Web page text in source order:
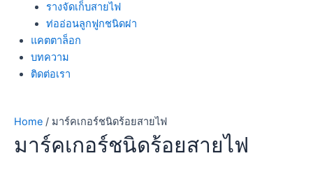
รางจัดเก็บสายไฟ
ท่ออ่อนลูกฟูกชนิดผ่า
แคตตาล็อก
บทความ
ติดต่อเรา
Home / มาร์คเกอร์ชนิดร้อยสายไฟ
มาร์คเกอร์ชนิดร้อยสายไฟ